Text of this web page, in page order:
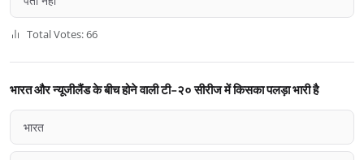
Total Votes: 66
भारत और न्यूजीलैंड के बीच होने वाली टी-२० सीरीज में किसका पलड़ा भारी है
भारत